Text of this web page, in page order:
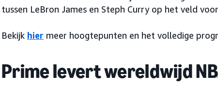
tussen LeBron James en Steph Curry op het veld
Bekijk hier meer hoogtepunten en het volledige
Prime levert wereldwijd